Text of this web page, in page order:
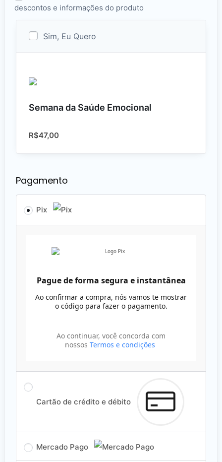
descontos e informações do produto
Sim, Eu Quero
Semana da Saúde Emocional
R$47,00
Pagamento
Pix
Pague de forma segura e instantânea
Ao confirmar a compra, nós vamos te mostrar
o código para fazer o pagamento.
Ao continuar, você concorda com
nossos Termos e condições
Cartão de crédito e débito
Mercado Pago